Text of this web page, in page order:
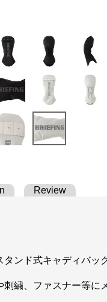
Review
タンド式キャディバッ
刺繍、ファスナー等に